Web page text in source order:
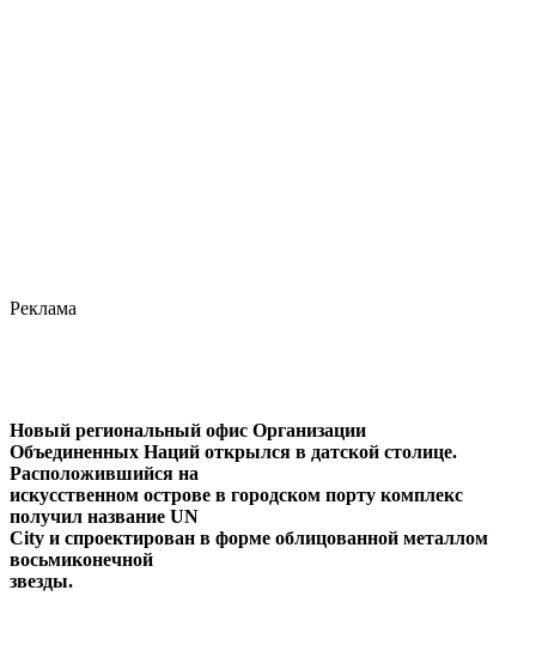
Реклама
Новый региональный офис Организации
Объединенных Наций открылся в датской столице.
Расположившийся на
искусственном острове в городском порту комплекс
получил название UN
City и спроектирован в форме облицованной металлом
восьмиконечной
звезды.